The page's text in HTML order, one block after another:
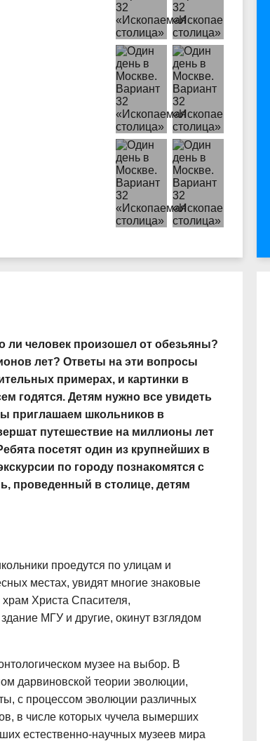
ли человек произошел от обезьяны?
лет? Ответы на эти вопросы
примерах, и картинки в
годятся. Детям нужно все увидеть
приглашаем школьников в
путешествие на миллионы лет
посетят один из крупнейших в
по городу познакомятся с
проведенный в столице, детям
проедутся по улицам и
местах, увидят многие знаковые
Христа Спасителя,
МГУ и другие, окинут взглядом
музее на выбор. В
дарвиновской теории эволюции,
с процессом эволюции различных
в числе которых чучела вымерших
естественно-научных музеев мира